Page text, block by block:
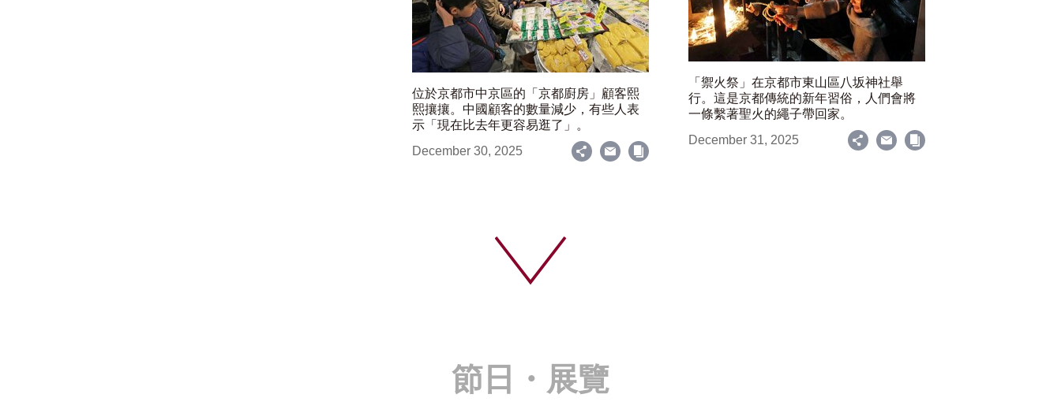
「禦火祭」在京都市東山區八坂神社舉
行。這是京都傳統的新年習俗，人們會將
一條繫著聖火的繩子帶回家。
December 31, 2025
位於京都市中京區的「京都廚房」顧客熙
熙攘攘。中國顧客的數量減少，有些人表
示「現在比去年更容易逛了」。
December 30, 2025
節日・展覽